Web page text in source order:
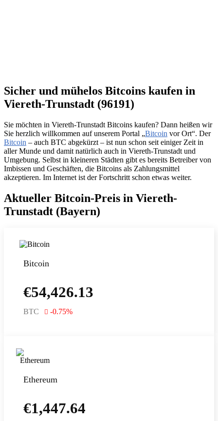
Sicher und mühelos Bitcoins kaufen in
Viereth-Trunstadt (96191)
Sie möchten in Viereth-Trunstadt Bitcoins kaufen? Dann heißen wir
Sie herzlich willkommen auf unserem Portal „Bitcoin vor Ort“. Der
Bitcoin – auch BTC abgekürzt – ist nun schon seit einiger Zeit in
aller Munde und damit natürlich auch in Viereth-Trunstadt und
Umgebung. Selbst in kleineren Städten gibt es bereits Betreiber von
Imbissen und Geschäften, die Bitcoins als Zahlungsmittel
akzeptieren. Im Internet ist der Fortschritt schon etwas weiter.
Aktueller Bitcoin-Preis in Viereth-
Trunstadt (Bayern)
Bitcoin
€54,426.13
BTC -0.75%
Ethereum
€1,447.64